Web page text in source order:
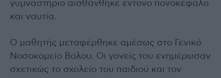
γυμναστήριο αισθάνθηκε έντονο πονοκέφαλο
και ναυτία.
Ο μαθητής μεταφέρθηκε αμέσως στο Γενικό
Νοσοκομείο Βόλου. Οι γονείς του ενημέρωσαν
σχετικώς το σχολείο του παιδιού και τον